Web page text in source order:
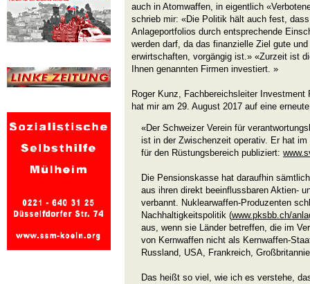
auch in Atomwaffen, in eigentlich
schrieb mir: «Die Politik hält auch fest,
Anlageportfolios durch entsprechende
werden darf, da das finanzielle Ziel gute
erwirtschaften, vorgängig ist.» «Zurzeit ist
Ihnen genannten Firmen investiert. »
Roger Kunz, Fachbereichsleiter
hat mir am 29. August 2017 auf eine
«Der Schweizer Verein für
ist in der Zwischenzeit operativ. Er hat
für den Rüstungsbereich publiziert:
Die Pensionskasse hat daraufhin
aus ihren direkt beeinflussbaren Aktien-
verbannt. Nuklearwaffen-Produzenten
Nachhaltigkeitspolitik (www.pksbb.ch/
aus, wenn sie Länder betreffen, die im
von Kernwaffen nicht als Kernwaffen-
Russland, USA, Frankreich,
Das heißt so viel, wie ich es verstehe,